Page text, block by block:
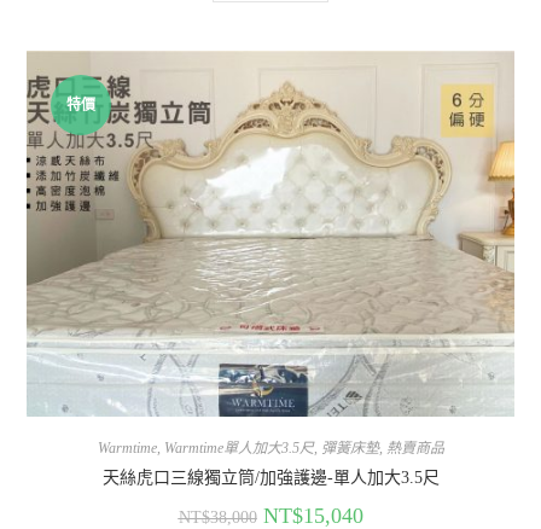
特價
Warmtime, Warmtime單人加大3.5尺, 彈簧床墊, 熱賣商品
天絲虎口三線獨立筒/加強護邊-單人加大3.5尺
NT$38,000 NT$15,040